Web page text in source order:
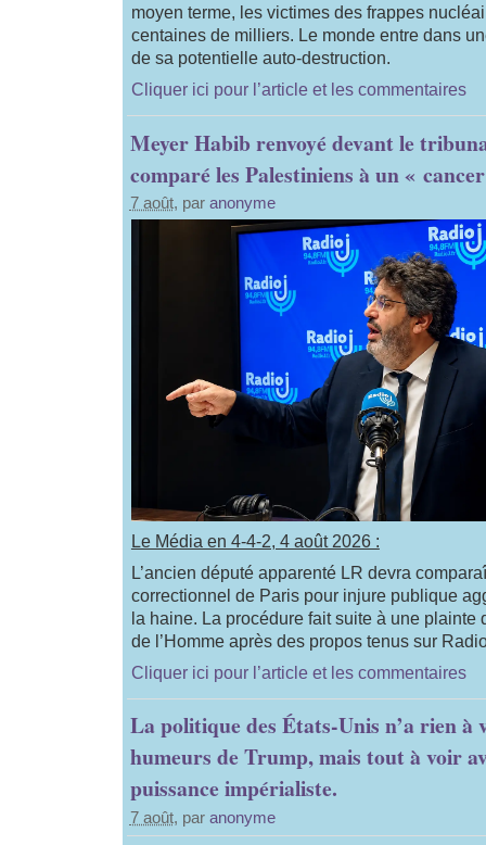
moyen terme, les victimes des frappes
centaines de milliers. Le monde entre dans
de sa potentielle auto-destruction.
Cliquer ici pour l’article et les commentaires
Meyer Habib renvoyé devant le
comparé les Palestiniens à un «
7 août, par anonyme
Le Média en 4-4-2, 4 août 2026 :
L’ancien député apparenté LR devra
correctionnel de Paris pour injure publique
la haine. La procédure fait suite à une plainte
de l’Homme après des propos tenus sur
Cliquer ici pour l’article et les commentaires
La politique des États-Unis n’a rien à
humeurs de Trump, mais tout à voir
puissance impérialiste.
7 août, par anonyme